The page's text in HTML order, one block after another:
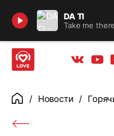
DA TI
Take me there
Найти
Вконтакте
ГлавнаяНовости